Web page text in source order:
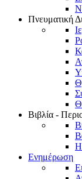
Πνευματική
Βιβλία -
Η
Ενημέρωση